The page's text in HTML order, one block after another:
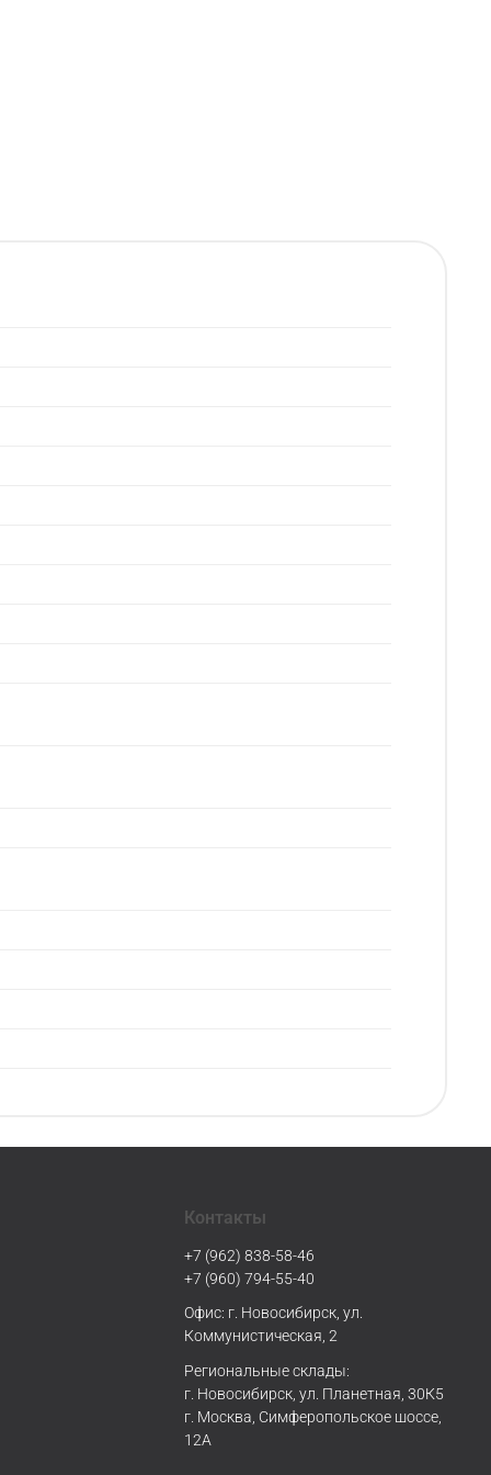
Контакты
+7 (962) 838-58-46
+7 (960) 794-55-40
Офис: г. Новосибирск, ул.
Коммунистическая, 2
Региональные склады:
г. Новосибирск, ул. Планетная, 30К5
г. Москва, Симферопольское шоссе,
12А